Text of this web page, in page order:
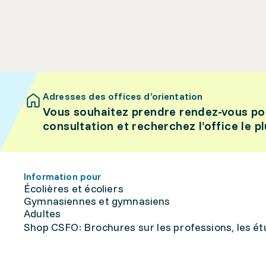
Adresses des offices d’orientation
Vous souhaitez prendre rendez-vous
consultation et recherchez l’office le
Information pour
Écolières et écoliers
Gymnasiennes et gymnasiens
Adultes
Shop CSFO: Brochures sur les professions, les